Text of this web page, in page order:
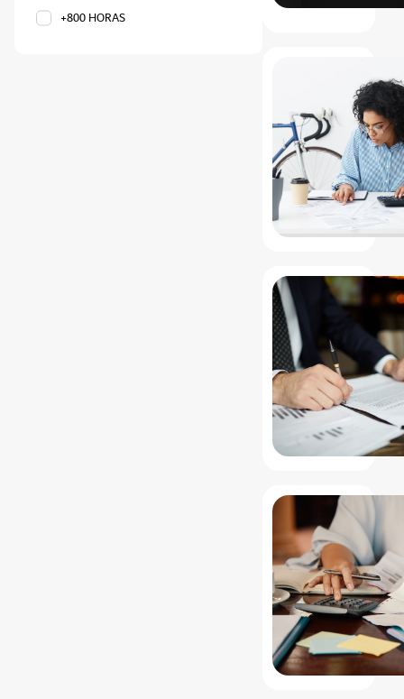
+800 HORAS